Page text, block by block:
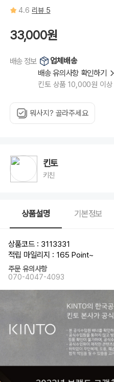
4.6 리뷰 5
33,000원
배송 정보
업체배송
배송 유의사항 확인하기
킨토 상품 10,000원 이
뭐사지? 골라주세요
킨토
키친
상품설명 기본정보
상품코드 : 3113331
적립 마일리지 : 165 Point~
주문 유의사항
070-4047-4093